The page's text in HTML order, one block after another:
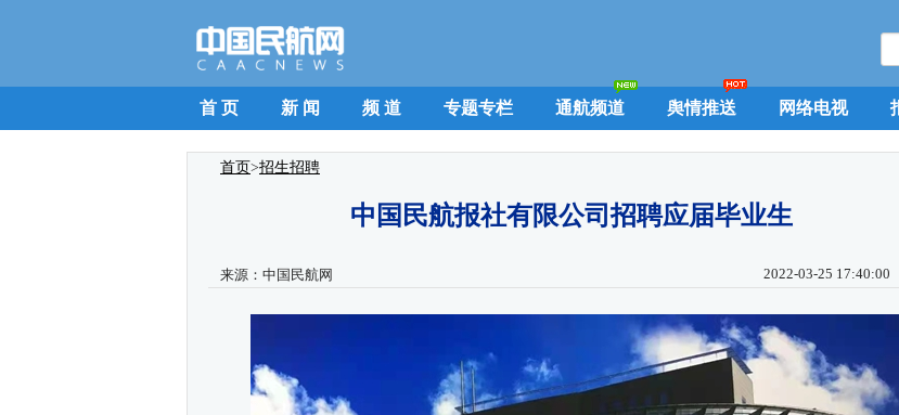
首 页 新 闻 频 道 专题专栏 通航频道 舆情推送 网络电视
首页>招生招聘
中国民航报社有限公司招聘应届毕业生
来源： 中国民航网 2022-03-25 17:40:00